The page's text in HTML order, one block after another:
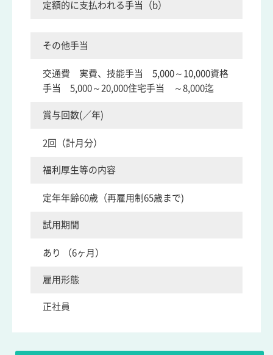
定額的に支払われる手当（b）
その他手当
交通費 実費、技能手当 5,000～10,000資格
手当 5,000～20,000住宅手当 ～8,000迄
賞与回数(／年)
2回（計月分）
福利厚生等の内容
定年年齢60歳（再雇用制65歳まで)
試用期間
あり （6ヶ月）
雇用形態
正社員